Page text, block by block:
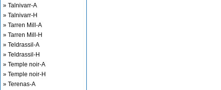
» Talnivarr-A
» Talnivarr-H
» Tarren Mill-A
» Tarren Mill-H
» Teldrassil-A
» Teldrassil-H
» Temple noir-A
» Temple noir-H
» Terenas-A